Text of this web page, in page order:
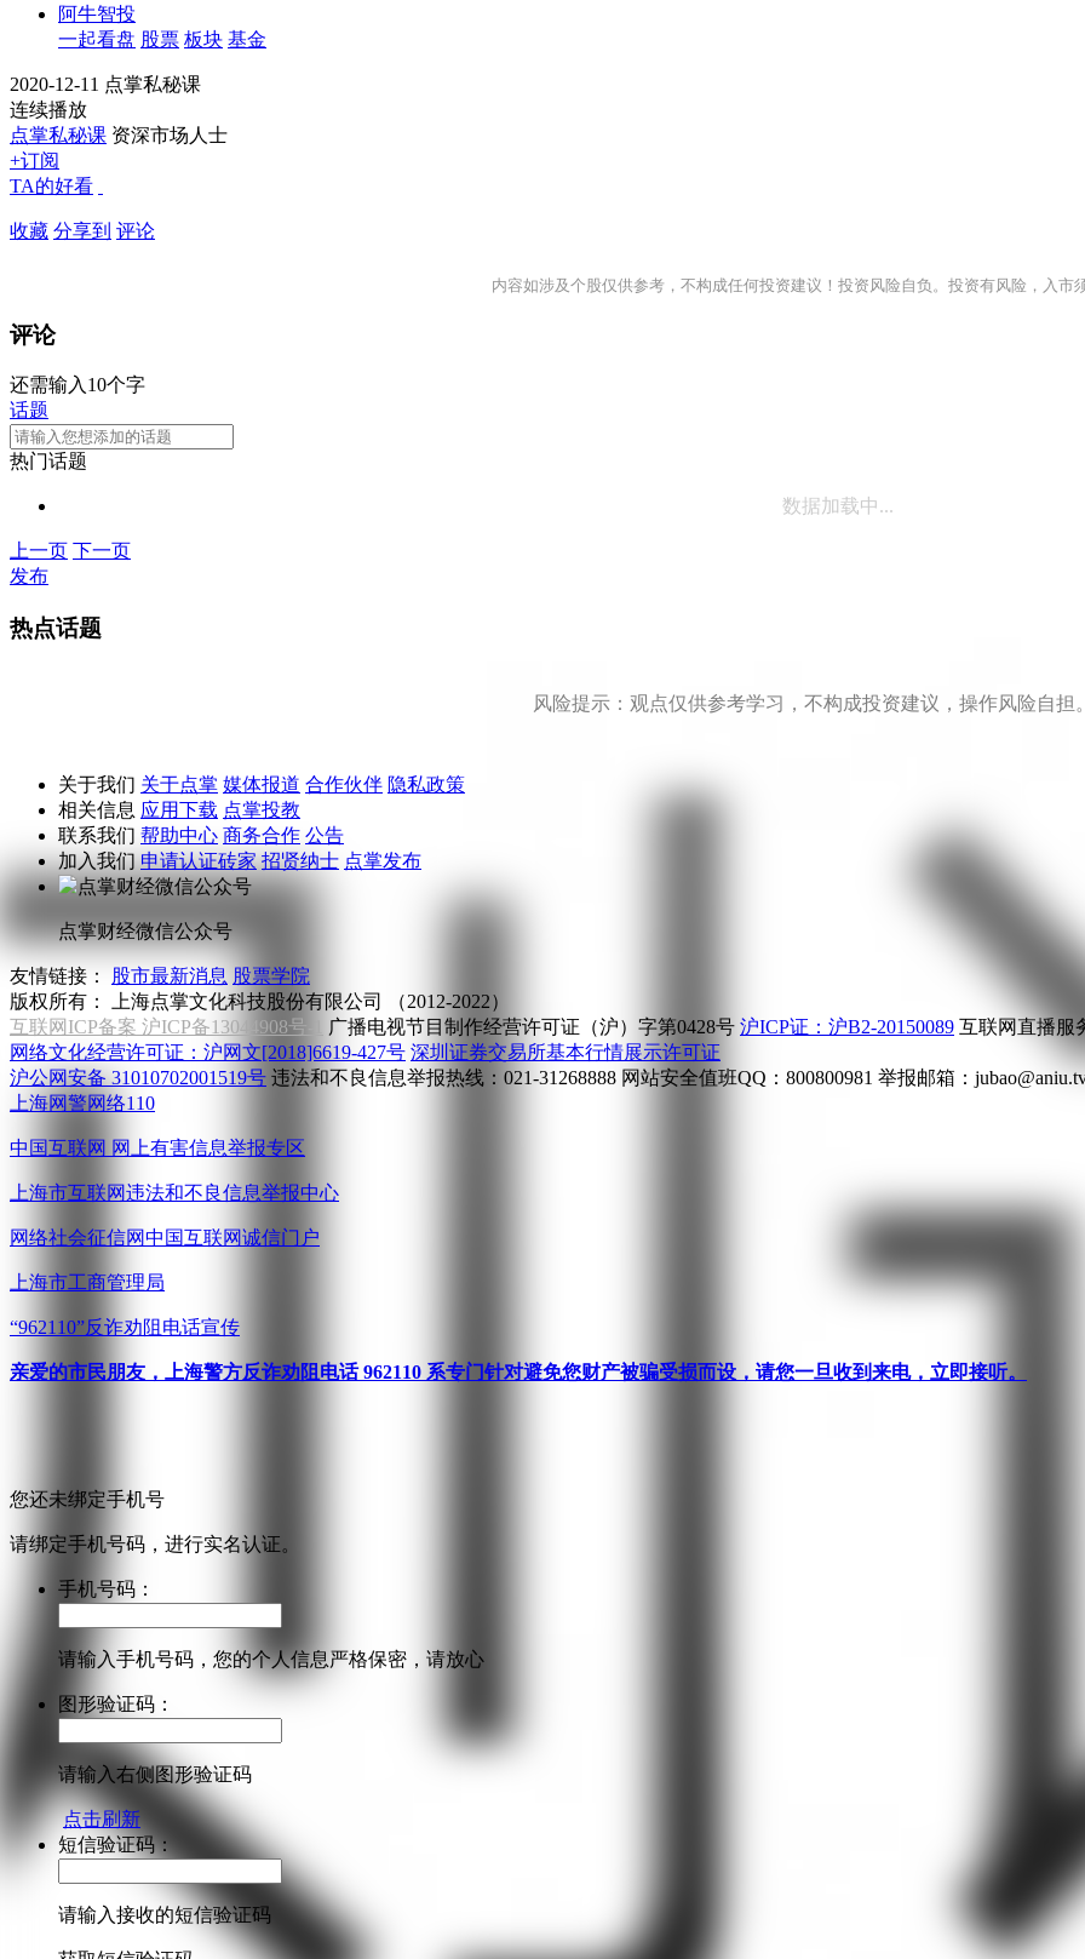
阿牛智投
一起看盘 股票 板块 基金
2020-12-11 点掌私秘课
连续播放
点掌私秘课 资深市场人士
+订阅
TA的好看
收藏 分享到 评论
内容如涉及个股仅供参考，不构成任何投资建议！投资风险自负。投资有风险，入市
评论
还需输入10个字
话题
热门话题
数据加载中...
上一页 下一页
发布
热点话题
风险提示：观点仅供参考学习，不构成投资建议，操作风险自担
关于我们 关于点掌 媒体报道 合作伙伴 隐私政策
相关信息 应用下载 点掌投教
联系我们 帮助中心 商务合作 公告
加入我们 申请认证砖家 招贤纳士 点掌发布
点掌财经微信公众号
友情链接： 股市最新消息 股票学院
版权所有：
上海点掌文化科技股份有限公司 （2012-2022）
互联网ICP备案 沪ICP备13044908号-1
广播电视节目制作经营许可证（沪）字第0428号 沪ICP证：沪B2-20150089 互联网直播服
网络文化经营许可证：沪网文[2018]6619-427号 深圳证券交易所基本行情展示许可证
沪公网安备 31010702001519号 违法和不良信息举报热线：021-31268888 网站安全值班QQ：800800981 举报邮箱：
上海网警网络110
中国互联网 网上有害信息举报专区
上海市互联网违法和不良信息举报中心
网络社会征信网中国互联网诚信门户
上海市工商管理局
“962110”反诈劝阻电话宣传
亲爱的市民朋友，上海警方反诈劝阻电话 962110 系专门针对避免您财产被骗受损而设，请您一旦收到来电，立即接听。
您还未绑定手机号
请绑定手机号码，进行实名认证。
手机号码：
请输入手机号码，您的个人信息严格保密，请放心
图形验证码：
请输入右侧图形验证码
点击刷新
短信验证码：
请输入接收的短信验证码